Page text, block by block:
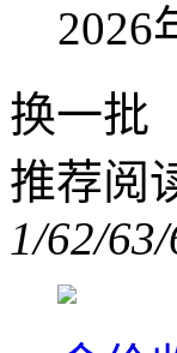
2026
换一批
推荐阅
1/62/6